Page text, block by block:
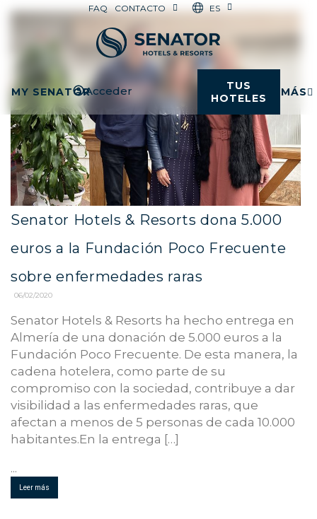
FAQ CONTACTO ES
MY SENATORAcceder
TUS
HOTELES
MÁS
Senator Hotels & Resorts dona 5.000
euros a la Fundación Poco Frecuente
sobre enfermedades raras
06/02/2020
Senator Hotels & Resorts ha hecho entrega en
Almería de una donación de 5.000 euros a la
Fundación Poco Frecuente. De esta manera, la
cadena hotelera, como parte de su
compromiso con la sociedad, contribuye a dar
visibilidad a las enfermedades raras, que
afectan a menos de 5 personas de cada 10.000
habitantes.En la entrega […]
...
Leer más